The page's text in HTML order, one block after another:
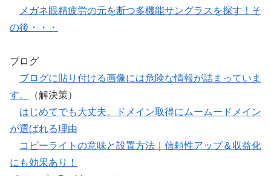
メガネ眼精疲労の元を断つ多機能サングラスを探す！そ
の後・・・
ブログ
ブログに貼り付ける画像には危険な情報が詰まっていま
す。
（解決策）
はじめてでも大丈夫。ドメイン取得にムームードメイン
が選ばれる理由
コピーライトの意味と設置方法｜信頼性アップ＆収益化
にも効果あり！